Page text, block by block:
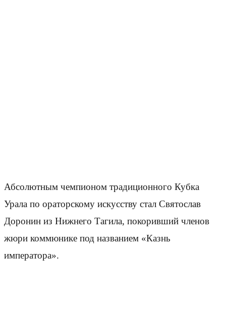
Абсолютным чемпионом традиционного Кубка
Урала по ораторскому искусству стал Святослав
Доронин из Нижнего Тагила, покоривший членов
жюри коммюнике под названием «Казнь
императора».